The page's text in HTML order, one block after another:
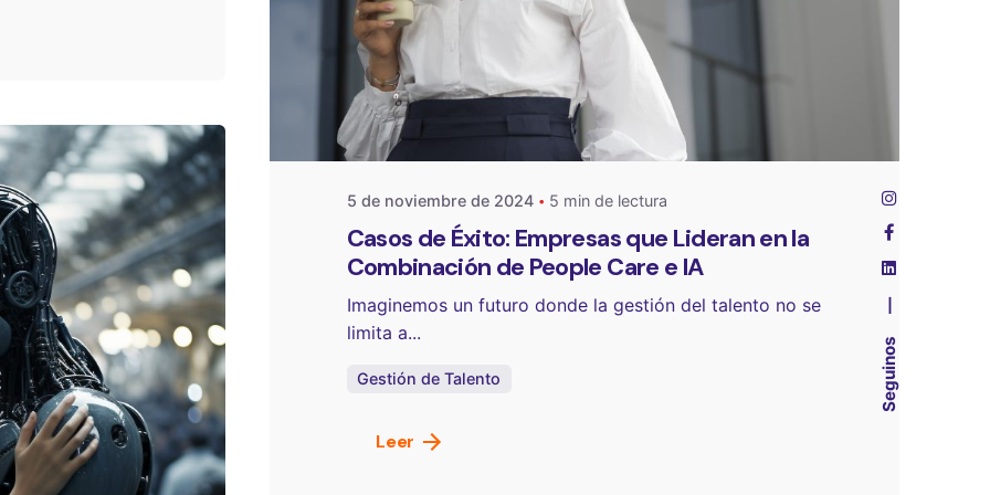
Seguinos
One Select
5 de noviembre de 2024 5 min de lectura
Casos de Éxito: Empresas que Lideran en la
Combinación de People Care e IA
Imaginemos un futuro donde la gestión del talento no se
limita a...
Gestión de Talento
Leer